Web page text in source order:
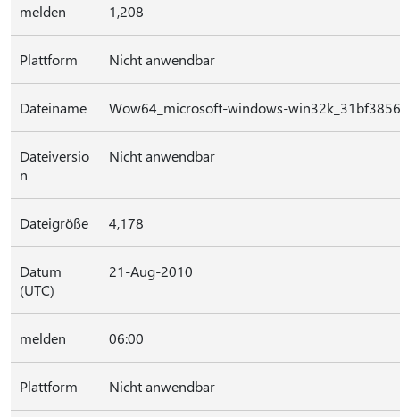
melden 1,208
Plattform Nicht anwendbar
Dateiname Wow64_microsoft-windows-
Dateiversio
n
Nicht anwendbar
Dateigröße 4,178
Datum
(UTC)
21-Aug-2010
melden 06:00
Plattform Nicht anwendbar